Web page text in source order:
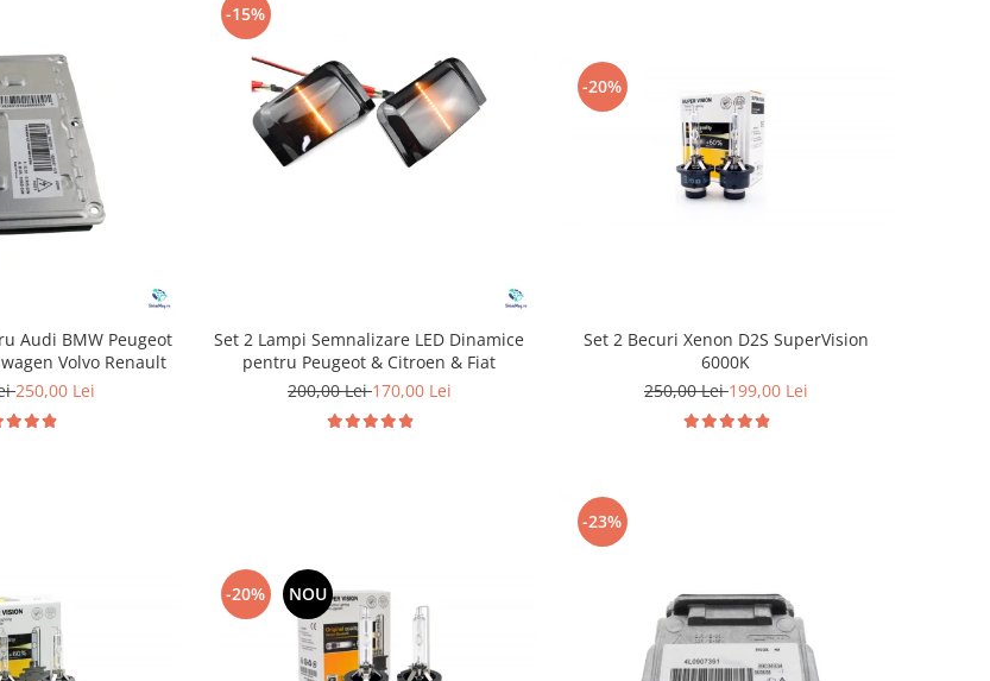
Audi BMW Peugeot
Volvo Renault
250,00 Lei
-15%
Set 2 Lampi Semnalizare LED Dinamice
pentru Peugeot & Citroen & Fiat
200,00 Lei170,00 Lei
-20%
Set 2 Becuri Xenon D2S SuperVision
6000K
250,00 Lei199,00 Lei
-20% NOU
-23%